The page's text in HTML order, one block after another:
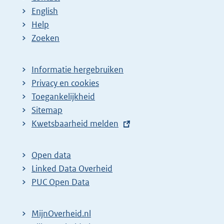
English
Help
Zoeken
Informatie hergebruiken
Privacy en cookies
Toegankelijkheid
Sitemap
E
t
e
r
l
Kwetsbaarheid melden
Open data
Linked Data Overheid
PUC Open Data
MijnOverheid.nl